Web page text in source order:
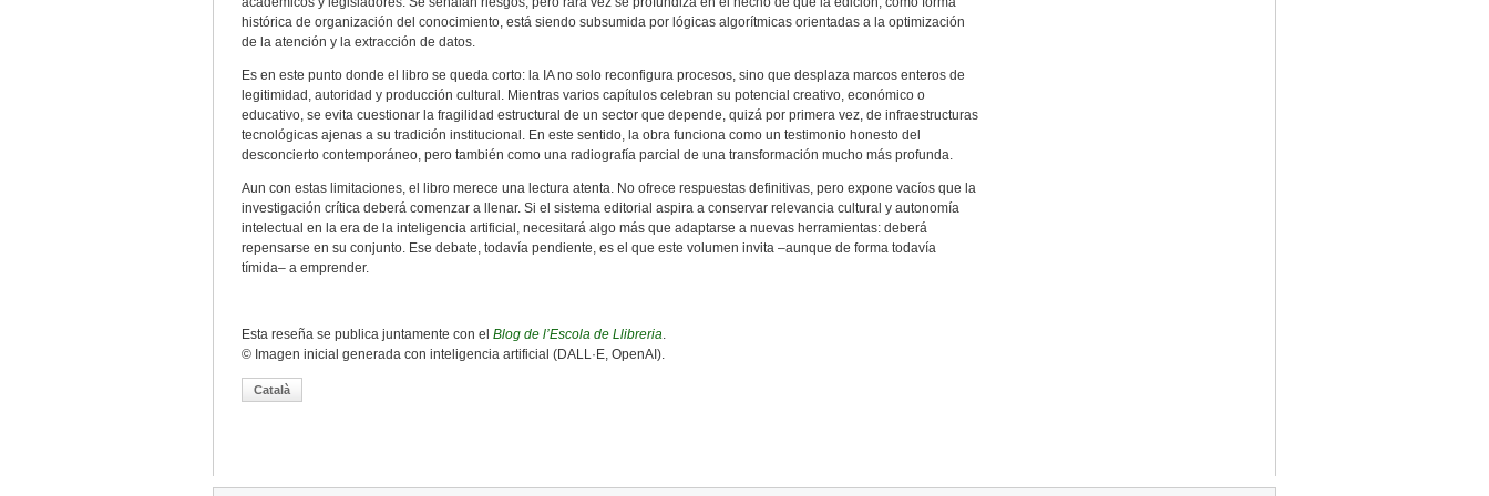
histórica de organización del conocimiento, está siendo subsumida por lógicas algorítmicas orientadas a la optimización
de la atención y la extracción de datos.
Es en este punto donde el libro se queda corto: la IA no solo reconfigura procesos, sino que desplaza marcos enteros de
legitimidad, autoridad y producción cultural. Mientras varios capítulos celebran su potencial creativo, económico o
educativo, se evita cuestionar la fragilidad estructural de un sector que depende, quizá por primera vez, de infraestructuras
tecnológicas ajenas a su tradición institucional. En este sentido, la obra funciona como un testimonio honesto del
desconcierto contemporáneo, pero también como una radiografía parcial de una transformación mucho más profunda.
Aun con estas limitaciones, el libro merece una lectura atenta. No ofrece respuestas definitivas, pero expone vacíos que la
investigación crítica deberá comenzar a llenar. Si el sistema editorial aspira a conservar relevancia cultural y autonomía
intelectual en la era de la inteligencia artificial, necesitará algo más que adaptarse a nuevas herramientas: deberá
repensarse en su conjunto. Ese debate, todavía pendiente, es el que este volumen invita –aunque de forma todavía
tímida– a emprender.
Esta reseña se publica juntamente con el Blog de l’Escola de Llibreria.
© Imagen inicial generada con inteligencia artificial (DALL·E, OpenAI).
Català